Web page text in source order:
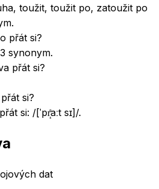
toužit, toužit po, zatoužit po
přát si?
synonym.
přát si?
si?
si: /[ˈpr̝̊aːt sɪ]/.
dat